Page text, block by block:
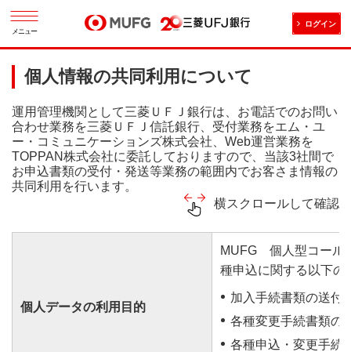
メニュー
ログイン
個人情報の共同利用について
運用管理機関として三菱ＵＦＪ銀行は、お電話でのお問い
合わせ業務を三菱ＵＦＪ信託銀行、受付業務をエム・ユ
ー・コミュニケーションズ株式会社、Web運営業務を
TOPPAN株式会社に委託しておりますので、当該3社間で
お申込書類の受付・発送等業務の範囲内でお客さま情報の
共同利用を行います。
横スクロールして確認
個人データの利用目的
MUFG 個人型コール
種申込に関する以下の
加入手続書類の送付
各種変更手続書類の
各種申込・変更手続